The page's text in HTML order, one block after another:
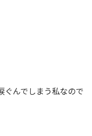
ぐんでしまう私なので